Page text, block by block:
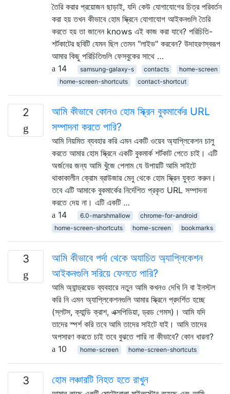
তৈরি করার প্রয়োজন ছাড়াই, যদি কেউ যোগাযোগের চিত্র পরিবর্তন
করা হয় তখন কীভাবে হোম স্ক্রিনে যোগাযোগ আইকনগুলি তৈরি
করতে হয় তা জানেন knows এই কাজ করা যাবে? পরিচিতি-
শর্টকাটের ছবিটি যেমন ছিল তেমন "লাইভ" করবেন? উদাহরণস্বরূপ
আমার কিছু পরিচিতিগুলি ফেসবুকের সাথে …
14
samsung-galaxy-s contacts
home-screen
home-screen-shortcuts
contact-shortcut
2
আমি কীভাবে কোনও হোম স্ক্রিন বুকমার্কের URL
সম্পাদনা করতে পারি?
আমি নিয়মিত ব্যবহার করি এমন একটি ওয়েব অ্যাপ্লিকেশন চালু
করতে আমার হোম স্ক্রিনে একটি বুকমার্ক শর্টকাট পেতে চাই। এটি
অর্জনের জন্য আমি খুঁজে পেলাম যে উপায়টি আমি সাইটে
থাকাকালীন ক্রোম ব্রাউজার মেনু থেকে হোম স্ক্রিন যুক্ত করুন।
তবে এটি আমাকে বুকমার্কের নির্দেশিত প্রকৃত URL সম্পাদনা
করতে দেয় না। এটি একটি …
14
6.0-marshmallow
chrome-for-android
home-screen-shortcuts
home-screen bookmarks
3
আমি কীভাবে পর্দা থেকে অযাচিত অ্যাপ্লিকেশন
আইকনগুলি সরিয়ে ফেলতে পারি?
আমি অ্যান্ড্রয়েড ব্যবহারে নতুন আমি কখনও দেখি নি বা ইনস্টল
করি নি এমন অ্যাপ্লিকেশনগুলি আমার স্ক্রিনে প্রদর্শিত হচ্ছে
(স্লটস, ক্যান্ডি ক্রাশ, এক্সপিডিয়া, ড্রড গেমস)। আমি যদি
তাদের স্পর্শ করি তবে আমি তাদের সাইটে যাই। আমি তাদের
অপসারণ করতে চাই তবে বুঝতে পারি না কীভাবে? কোন ধারনা?
10
home-screen home-screen-shortcuts
3 হোম লঞ্চারটি নিহত হতে রাখুন